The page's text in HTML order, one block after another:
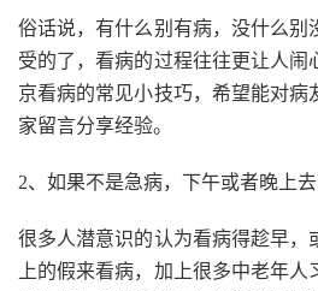
俗话说，有什么别有病，没什么别
受的了，看病的过程往往更让人闹
京看病的常见小技巧，希望能对病
家留言分享经验。
2、如果不是急病，下午或者晚上去
很多人潜意识的认为看病得趁早，
上的假来看病，加上很多中老年